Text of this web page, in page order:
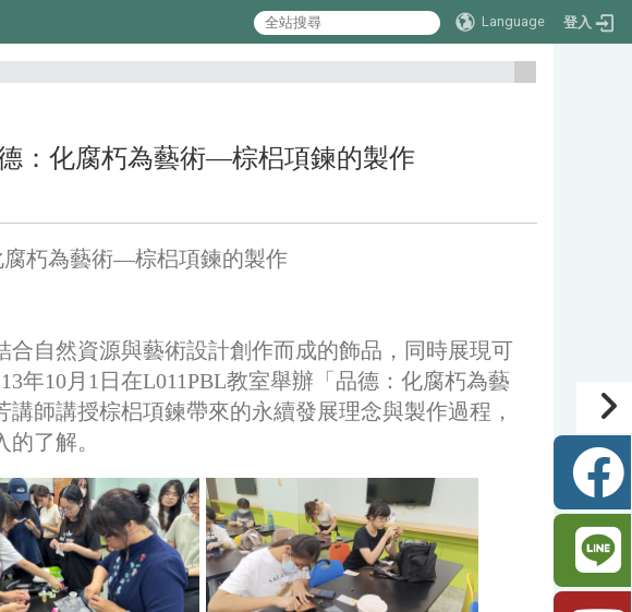
Language 登入
:::
：化腐朽為藝術—棕梠項鍊的製作
腐朽為藝術—棕梠項鍊的製作
自然資源與藝術設計創作而成的飾品，同時展現可
年10月1日在L011PBL教室舉辦「品德：化腐朽為藝
師講授棕梠項鍊帶來的永續發展理念與製作過程，
了解。